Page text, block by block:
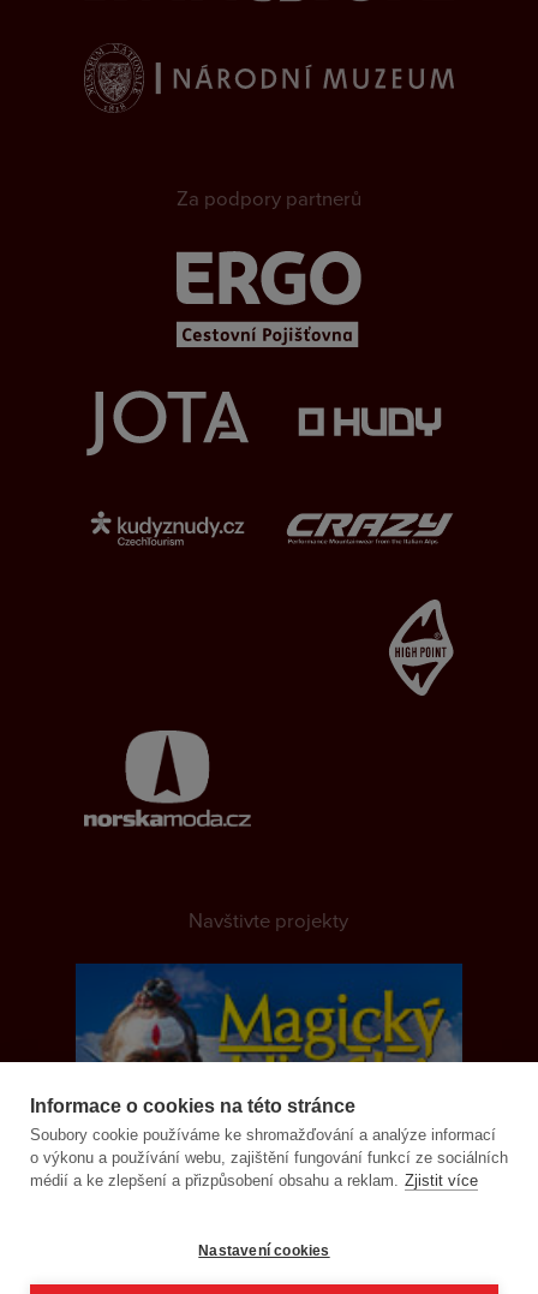
Informace o cookies na této stránce
Soubory cookie používáme ke shromažďování a analýze informací
o výkonu a používání webu, zajištění fungování funkcí ze sociálních
médií a ke zlepšení a přizpůsobení obsahu a reklam. Zjistit více
Nastavení cookies
Za podpory partnerů
Navštivte projekty